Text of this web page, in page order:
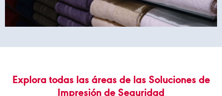
Explora todas las áreas de las Soluciones de
Impresión de Seguridad